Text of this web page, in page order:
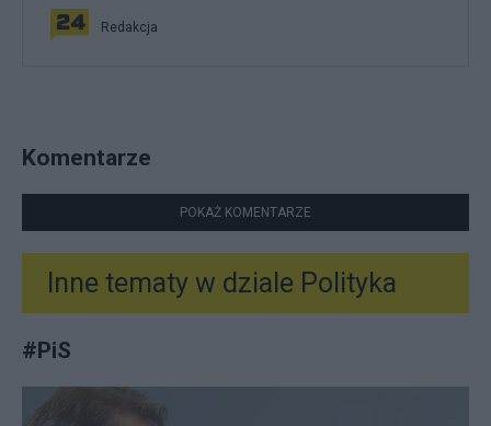
Redakcja
Komentarze
POKAŻ KOMENTARZE
Inne tematy w dziale Polityka
#PiS